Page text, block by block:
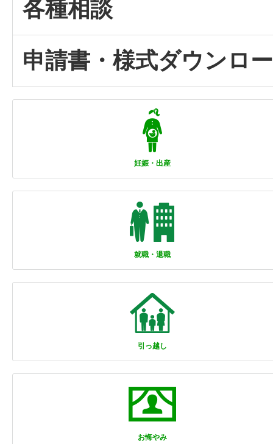
各種相談
申請書・様式ダウンロ
妊娠・出産
就職・退職
引っ越し
お悔やみ